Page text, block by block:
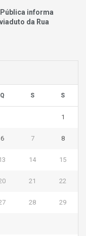
informa
da Rua
Q S S
1
6 7 8
14 15
21 22
28 29